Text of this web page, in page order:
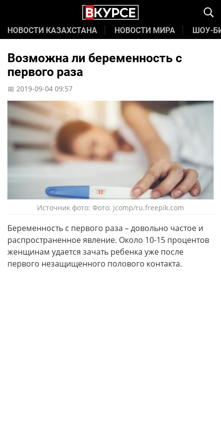
НОВОСТИ КАЗАХСТАНА НОВОСТИ МИРА ШОУ-
Возможна ли беременность с
первого раза
📅 2019-09-04 09:57
Источник фото: Фото: jcomp/ru.freepik.com
Беременность с первого раза – довольно частое и
распространенное явление. Около 10-15 процентов
женщинам удается зачать ребенка уже после
первого незащищенного полового контакта.